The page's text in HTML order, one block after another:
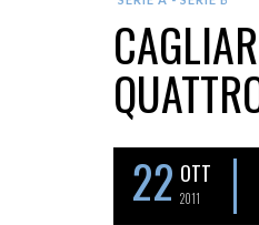
22 OTT
2011